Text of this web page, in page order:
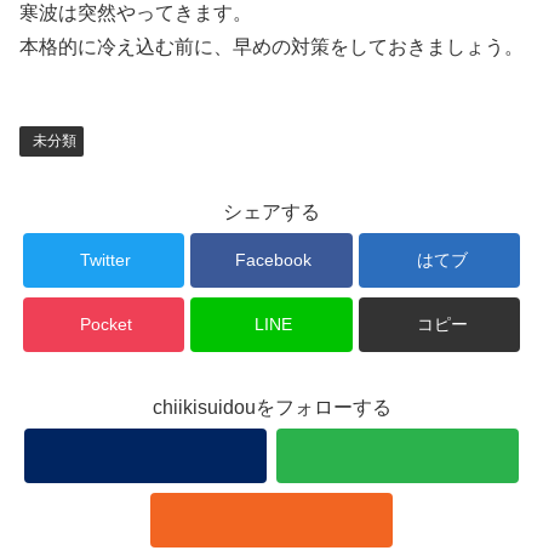
寒波は突然やってきます。
本格的に冷え込む前に、早めの対策をしておきましょう。
未分類
シェアする
Twitter Facebook はてブ
Pocket LINE コピー
chiikisuidouをフォローする